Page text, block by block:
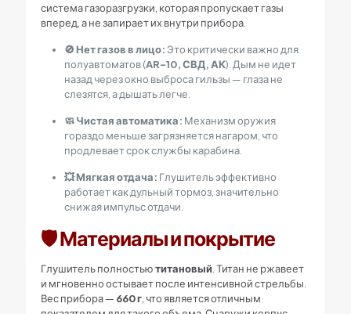
система газоразгрузки, которая пропускает газы
вперед, а не запирает их внутри прибора.
🚫 Нет газов в лицо: Это критически важно для
полуавтоматов (AR-10, СВД, АК). Дым не идет
назад через окно выброса гильзы — глаза не
слезятся, а дышать легче.
🧼 Чистая автоматика: Механизм оружия
гораздо меньше загрязняется нагаром, что
продлевает срок службы карабина.
💥 Мягкая отдача: Глушитель эффективно
работает как дульный тормоз, значительно
снижая импульс отдачи.
🛡️ Материалы и покрытие
Глушитель полностьютитановый. Титан не ржавеет
и мгновенно остывает после интенсивной стрельбы.
Вес прибора — 660 г, что является отличным